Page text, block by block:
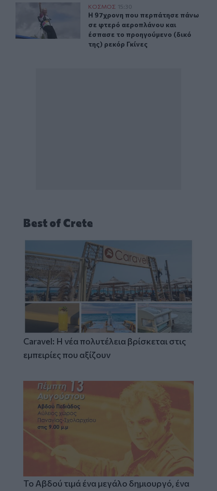
Η 97χρονη που περπάτησε πάνω σε φτερό αεροπλάνου
ΚΟΣΜΟΣ 15:30
Η 97χρονη που περπάτησε πάνω σε
Η 97χρονη που περπάτησε πάνω
σε φτερό αεροπλάνου και
έσπασε το προηγούμενο (δικό
της) ρεκόρ Γκίνες
Best of Crete
Caravel: Η νέα πολυτέλεια βρίσκεται στις
εμπειρίες που αξίζουν
Το Αβδού τιμά ένα μεγάλο δημιουργό, ένα